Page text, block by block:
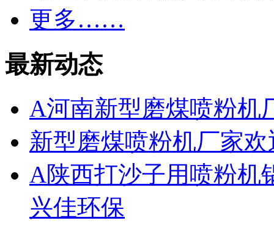
更多……
最新动态
A河南新型磨煤喷粉机
新型磨煤喷粉机厂家
A陕西打沙子用喷粉机
兴佳环保